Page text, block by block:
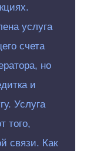
услуга
счета
но
и
Услуга
того,
связи. Как